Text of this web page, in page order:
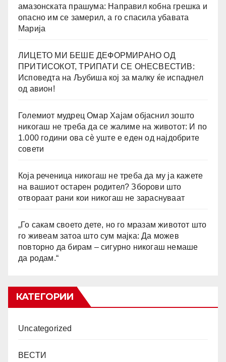
амазонската прашума: Направил кобна грешка и
опасно им се замерил, а го спасила убавата
Марија
ЛИЦЕТО МИ БЕШЕ ДЕФОРМИРАНО ОД
ПРИТИСОКОТ, ТРИПАТИ СЕ ОНЕСВЕСТИВ:
Исповедта на Љубиша кој за малку ќе испаднел
од авион!
Големиот мудрец Омар Хајам објаснил зошто
никогаш не треба да се жалиме на животот: И по
1.000 години ова сè уште е еден од најдобрите
совети
Која реченица никогаш не треба да му ја кажете
на вашиот остарен родител? Зборови што
отвораат рани кои никогаш не зараснуваат
„Го сакам своето дете, но го мразам животот што
го живеам затоа што сум мајка: Да можев
повторно да бирам – сигурно никогаш немаше
да родам.“
КАТЕГОРИИ
Uncategorized
ВЕСТИ